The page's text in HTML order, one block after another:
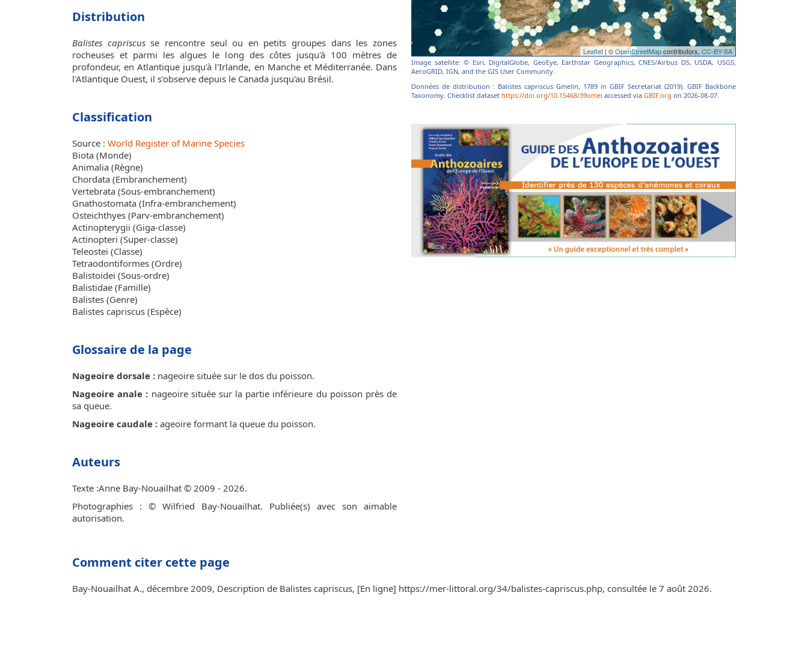
Distribution
Balistes capriscusse rencontre seul ou en petits groupes dans les zones
rocheuses et parmi les algues le long des côtes jusqu'à 100 mètres de
profondeur, en Atlantique jusqu'à l'Irlande, en Manche et Méditerranée. Dans
l'Atlantique Ouest, il s'observe depuis le Canada jusqu'au Brésil.
Classification
Source : World Register of Marine Species
Biota (Monde)
Animalia (Règne)
Chordata (Embranchement)
Vertebrata (Sous-embranchement)
Gnathostomata (Infra-embranchement)
Osteichthyes (Parv-embranchement)
Actinopterygii (Giga-classe)
Actinopteri (Super-classe)
Teleostei (Classe)
Tetraodontiformes (Ordre)
Balistoidei (Sous-ordre)
Balistidae (Famille)
Balistes (Genre)
Balistes capriscus (Espèce)
Glossaire de la page
Nageoire dorsale : nageoire située sur le dos du poisson.
Nageoire anale : nageoire située sur la partie inférieure du poisson près de
sa queue.
Nageoire caudale : ageoire formant la queue du poisson.
Auteurs
Texte :Anne Bay-Nouailhat © 2009 - 2026.
Photographies : © Wilfried Bay-Nouailhat. Publiée(s) avec son aimable
autorisation.
Image satellite: © Esri, DigitalGlobe, GeoEye, Earthstar Geographics, CNES/Airbus DS, USDA, USGS,
AeroGRID, IGN, and the GIS User Community.
Données de distribution : Balistes capriscus Gmelin, 1789 in GBIF Secretariat (2019). GBIF Backbone
Taxonomy. Checklist dataset https://doi.org/10.15468/39omei accessed via GBIF.org on 2026-08-07.
Comment citer cette page
Bay-Nouailhat A., décembre 2009, Description de Balistes capriscus, [En ligne] https://mer-littoral.org/34/balistes-capriscus.php, consultée le 7 août 2026.